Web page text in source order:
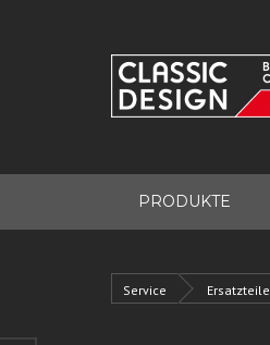
PRODUKTE
Service Ersatzteile